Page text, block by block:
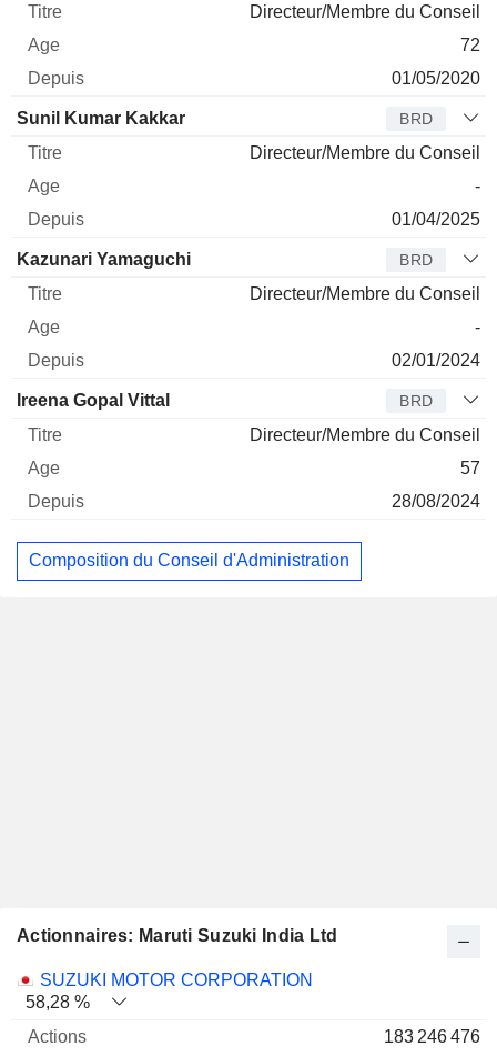
Directeur/Membre du Conseil
72
01/05/2020
Sunil Kumar Kakkar BRD
Directeur/Membre du Conseil
-
01/04/2025
Kazunari Yamaguchi BRD
Directeur/Membre du Conseil
-
02/01/2024
Ireena Gopal Vittal BRD
Directeur/Membre du Conseil
57
28/08/2024
Composition du Conseil d'Administration
Actionnaires: Maruti Suzuki India Ltd
Nom Actions % Valorisation
SUZUKI MOTOR CORPORATION
58,28 %
183 246 476